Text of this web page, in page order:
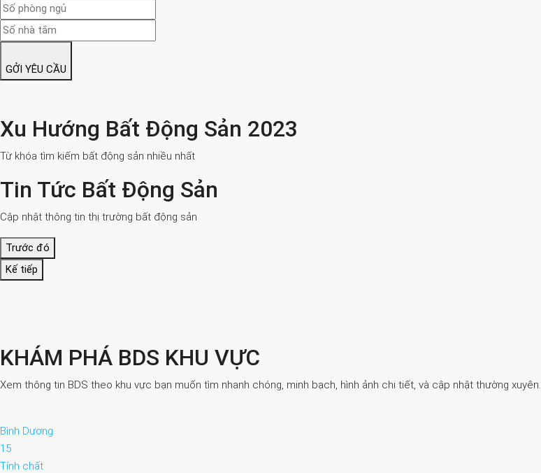
GỞI YÊU CẦU
Xu Hướng Bất Động Sản 2023
Từ khóa tìm kiếm bất động sản nhiều nhất
Tin Tức Bất Động Sản
Cập nhật thông tin thị trường bất động sản
Trước đó
Kế tiếp
KHÁM PHÁ BDS KHU VỰC
Xem thông tin BDS theo khu vực bạn muốn tìm nhanh chóng, minh bạch, hình ảnh chi tiết, và cập nhật thường xuyên.
Bình Dương
15
Tính chất